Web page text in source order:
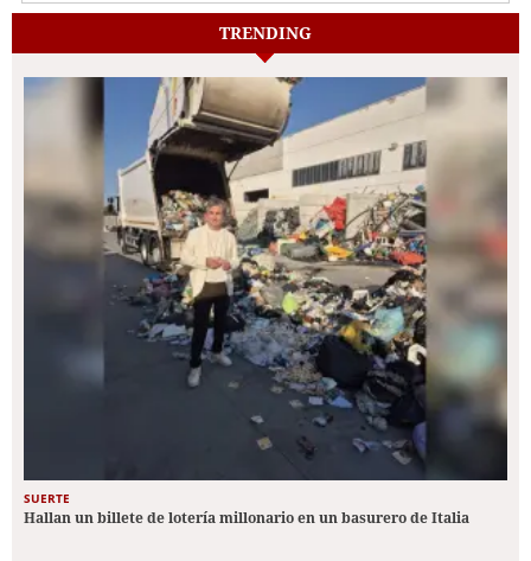
TRENDING
SUERTE
Hallan un billete de lotería millonario en un basurero de Italia